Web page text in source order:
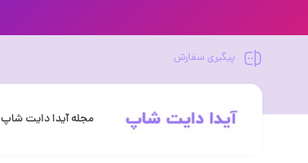
پیگیری سفارش
مجله آیدا دایت شاپ